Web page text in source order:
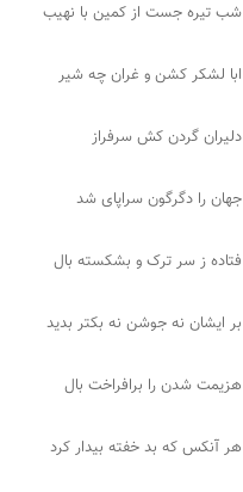
شب تیره جست از کمین با نهیب
ابا لشکر کشن و غران چه شیر
دلیران گردن کش سرفراز
جهان را دگرگون سراپای شد
فتاده ز سر ترک و بشکسته بال
بر ایشان نه جوشن نه بکتر بدید
هزیمت شدن را برافراخت بال
هر آنکس که بد خفته بیدار کرد